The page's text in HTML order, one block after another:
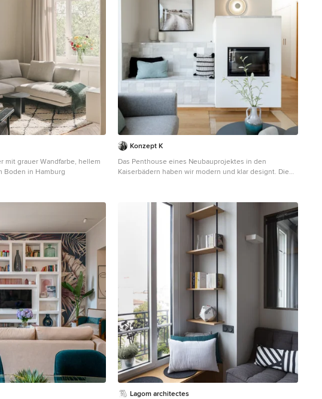
mit grauer Wandfarbe, hellem
Boden in Hamburg
Konzept K
Das Penthouse eines Neubauprojektes in den
Kaiserbädern haben wir modern und klar designt. Die
einladende Atmosphäre verleihen. Die hochwertigen
Stoffe und Polsterarbeiten, vom erfahrenen
Raumausstatter handgefertigt, setzen stilvolle Akzente
und sorgen für höchsten Komfort. Ein Farbschema aus
leichtem Blau mit seegrasgrünen Akzenten verleiht der
Wohnung eine erfrischende Leichtigkeit und bringt die
Designerleuchten setzen gezielte Lichtakzente und
unterstreichen die modernen Linien des Raumes. Das
Herzstück des Wohnraums bildet ein beeindruckender
Kachelofen mit gemütlicher Sitzbank, der nicht nur für
wohlige Wärme, sondern auch für eine einladende
Atmosphäre sorgt. Hier verschmelzen Modernität und
Gemütlichkeit zu einem einzigartigen Wohnkonzept,
das zum Verweilen einlädt.
Lagom architectes